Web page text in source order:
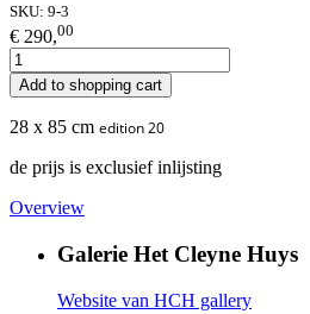
SKU: 9-3
€ 290,00
Add to shopping cart
28 x 85 cm edition 20
de prijs is exclusief inlijsting
Overview
Galerie Het Cleyne Huys
Website van HCH gallery